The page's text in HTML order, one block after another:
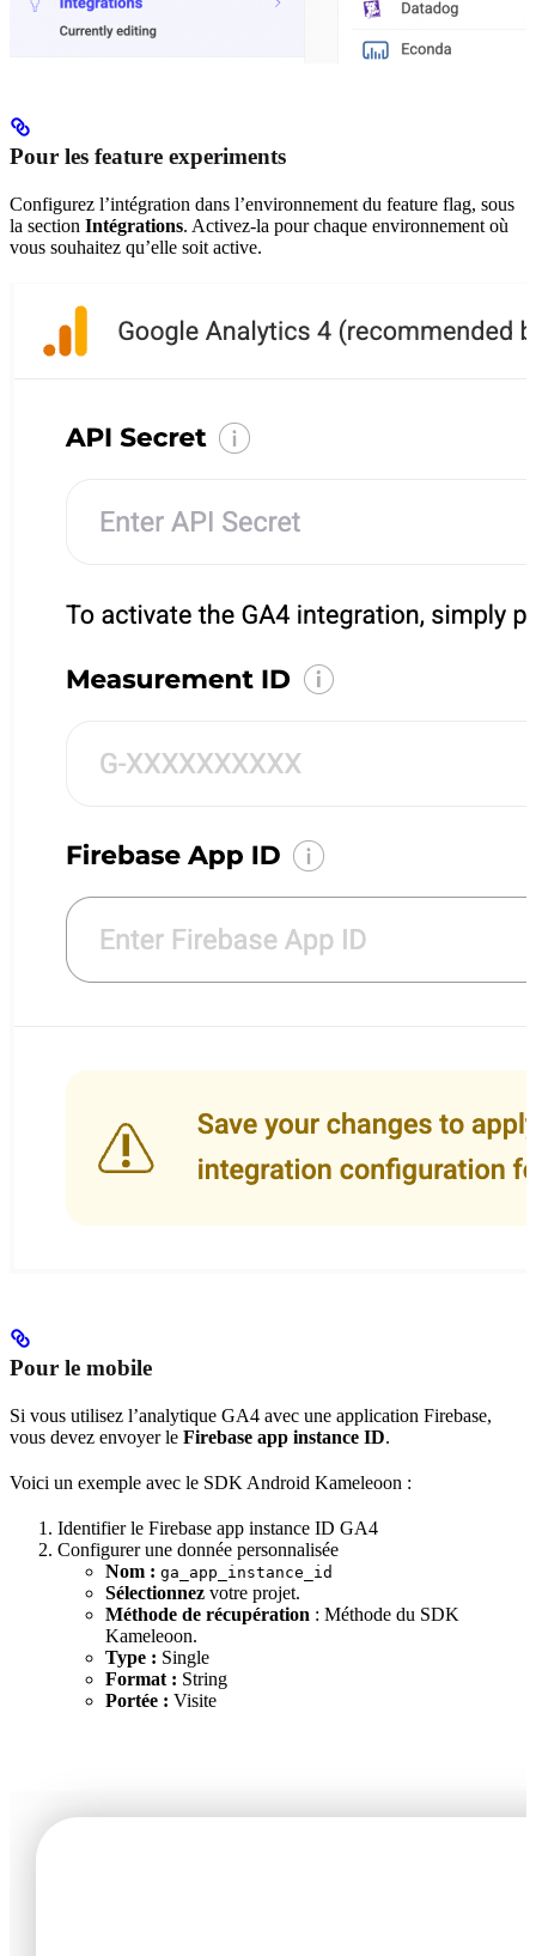
Pour les feature experiments
Configurez l’intégration dans l’environnement du feature flag, sous
la section Intégrations. Activez-la pour chaque environnement où
vous souhaitez qu’elle soit active.
Pour le mobile
Si vous utilisez l’analytique GA4 avec une application Firebase,
vous devez envoyer le Firebase app instance ID.
Voici un exemple avec le SDK Android Kameleoon :
Identifier le Firebase app instance ID GA4
Configurer une donnée personnalisée
Nom : ga_app_instance_id
Sélectionnez votre projet.
Méthode de récupération : Méthode du SDK
Kameleoon.
Type : Single
Format : String
Portée : Visite